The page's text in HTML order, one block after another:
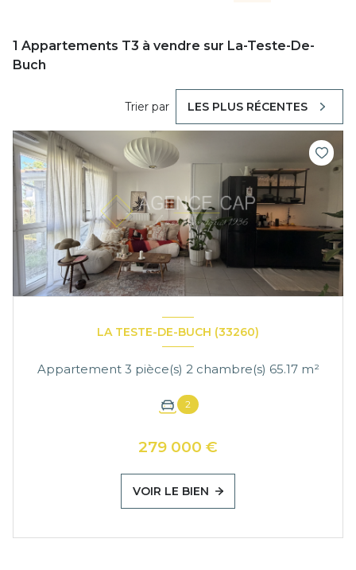
1 Appartements T3 à vendre sur La-Teste-De-
Buch
Trier par LES PLUS RÉCENTES
LA TESTE-DE-BUCH (33260)
Appartement 3 pièce(s) 2 chambre(s) 65.17 m²
2
279 000 €
VOIR LE BIEN